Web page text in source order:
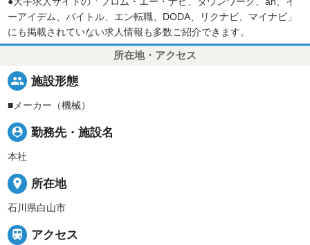
ーアイデム、バイトル、エン転職、DODA、リクナビ、マイナビ」
にも掲載されていない求人情報も多数ご紹介できます。
所在地・アクセス
people 施設形態
■メーカー（機械）
person_pin 勤務先・施設名
本社
place 所在地
石川県白山市
 アクセス